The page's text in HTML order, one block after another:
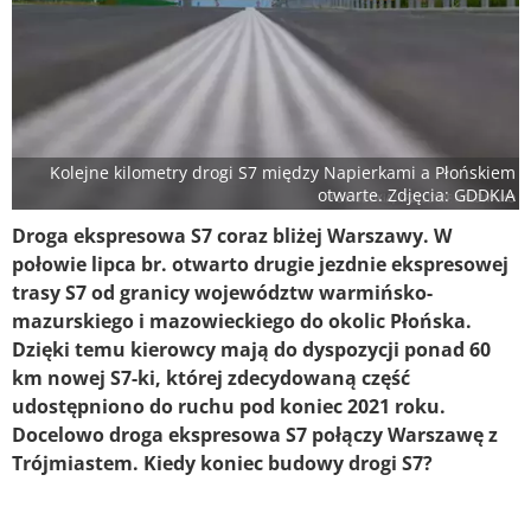
Kolejne kilometry drogi S7 między Napierkami a Płońskiem
otwarte. Zdjęcia: GDDKIA
Droga ekspresowa S7 coraz bliżej Warszawy. W
połowie lipca br. otwarto drugie jezdnie ekspresowej
trasy S7 od granicy województw warmińsko-
mazurskiego i mazowieckiego do okolic Płońska.
Dzięki temu kierowcy mają do dyspozycji ponad 60
km nowej S7-ki, której zdecydowaną część
udostępniono do ruchu pod koniec 2021 roku.
Docelowo droga ekspresowa S7 połączy Warszawę z
Trójmiastem. Kiedy koniec budowy drogi S7?